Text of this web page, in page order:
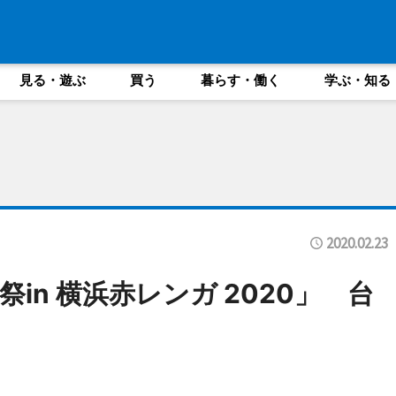
見る・遊ぶ 買う 暮らす・働く 学ぶ・知る
2020.02.23
in 横浜赤レンガ 2020」 台